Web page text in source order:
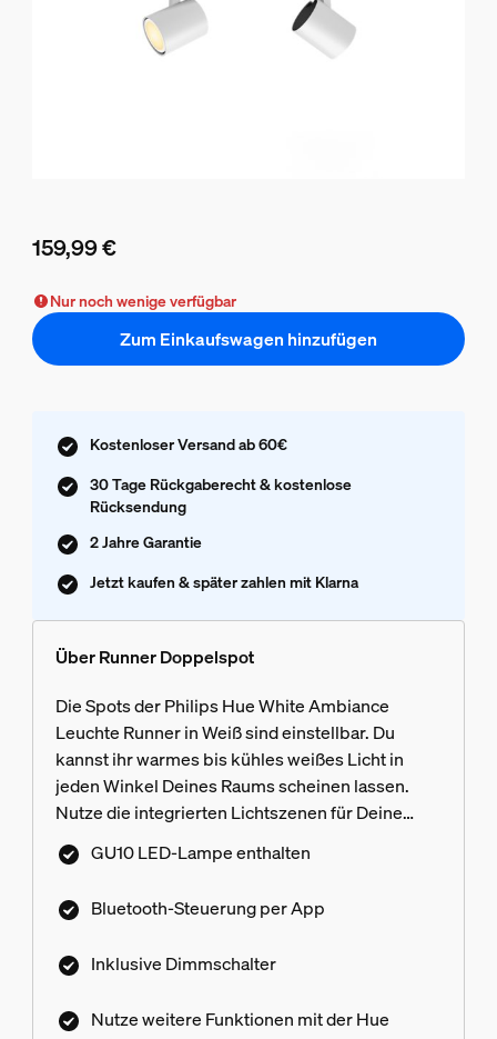
159,99 €
Nur noch wenige verfügbar
Zum Einkaufswagen hinzufügen
Kostenloser Versand ab 60€
30 Tage Rückgaberecht & kostenlose
Rücksendung
2 Jahre Garantie
Jetzt kaufen & später zahlen mit Klarna
Über Runner Doppelspot
Die Spots der Philips Hue White Ambiance
Leuchte Runner in Weiß sind einstellbar. Du
kannst ihr warmes bis kühles weißes Licht in
jeden Winkel Deines Raums scheinen lassen.
Nutze die integrierten Lichtszenen für Deine
Alltagsaktivitäten und steuere die Leuchte mit
dem enthaltenen Philips Hue Dimmschalter oder
einer Philips Hue Bridge.
GU10 LED-Lampe enthalten
Bluetooth-Steuerung per App
Inklusive Dimmschalter
Nutze weitere Funktionen mit der Hue